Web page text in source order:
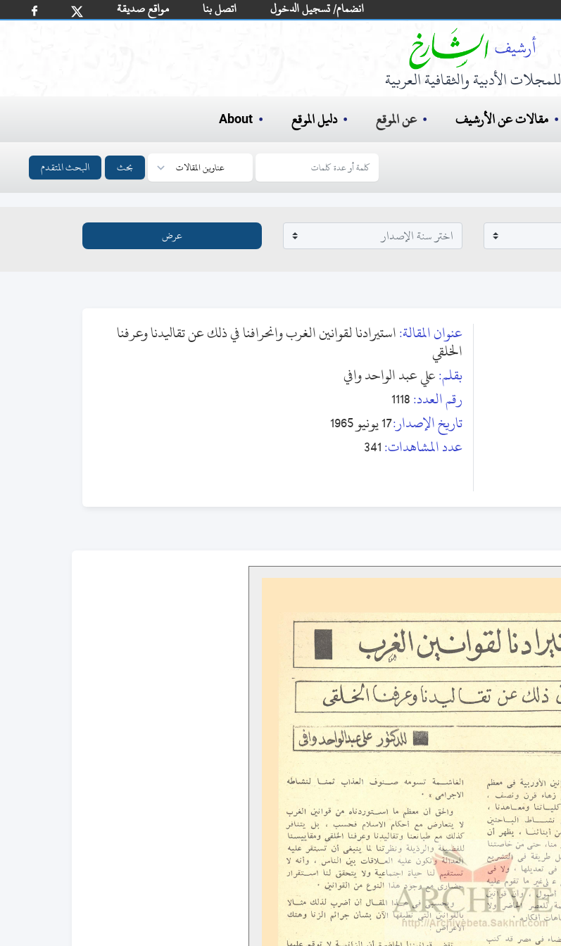
مواقع صديقة اتصل بنا انضمام/ تسجيل الدخول
للمجلات الأدبية والثقافية العربية
مقالات عن الأرشيف عن الموقع دليل الموقع About
بحث البحث المتقدم
عنوان المقالة:استيرادنا لقوانين الغرب وانحرافنا في ذلك عن تقاليدنا وعرفنا
الخلقي
بقلم:علي عبد الواحد وافي
رقم العدد:1118
تاريخ الإصدار:17 يونيو 1965
عدد المشاهدات:341